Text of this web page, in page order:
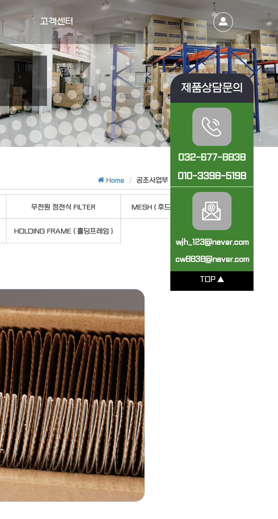
고객센터
Home 공조사업부 안드레이FILTER
무전원 정전식 FILTER MESH ( 후드 ) · 광촉매 FILTER
HOLDING FRAME ( 홀딩프레임 )
제품상담문의
032-677-8838
010-3398-5198
wjh_123@naver.com
cw8838@naver.com
TOP ▲